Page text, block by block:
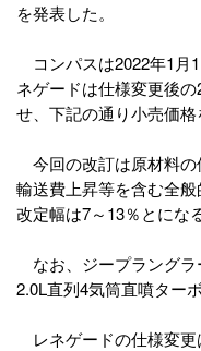
を発表した。
コンパスは2022年1月
ネゲードは仕様変更後
せ、下記の通り小売価格
今回の改訂は原材料の
輸送費上昇等を含む全
改定幅は7～13％とにな
なお、ジープラングラ
2.0L直列4気筒直噴ター
レネゲードの仕様変